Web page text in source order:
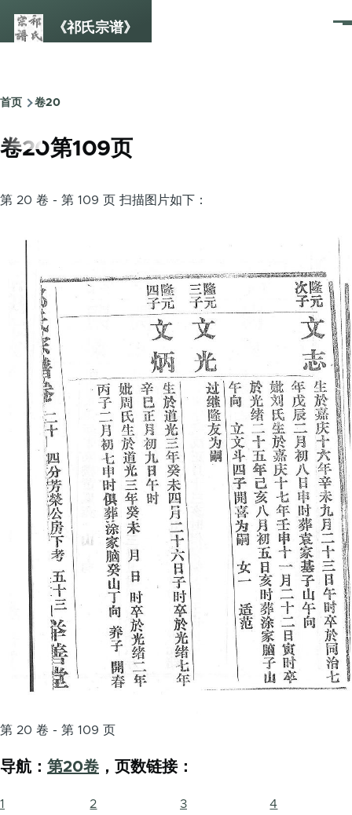
《祁氏宗谱》
菜
面
包
屑
首页 卷20
卷20第109页
第 20 卷 - 第 109 页 扫描图片如下：
第 20 卷 - 第 109 页
导航： 第20卷 ，页数链接：
1 2 3 4